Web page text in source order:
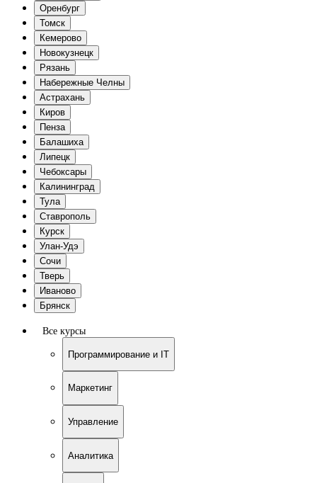
Оренбург
Томск
Кемерово
Новокузнецк
Рязань
Набережные Челны
Астрахань
Киров
Пенза
Балашиха
Липецк
Чебоксары
Калининград
Тула
Ставрополь
Курск
Улан-Удэ
Сочи
Тверь
Иваново
Брянск
Все курсы
Программирование и IT
Маркетинг
Управление
Аналитика